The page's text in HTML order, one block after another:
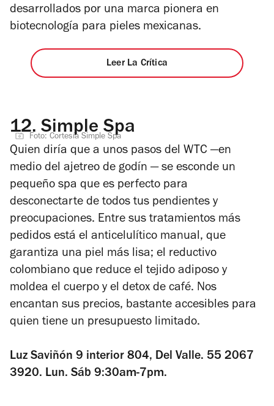
desarrollados por una marca pionera en
biotecnología para pieles mexicanas.
Leer La Crítica
12.Simple Spa
Foto: Cortesía Simple Spa
Quien diría que a unos pasos del WTC —en
medio del ajetreo de godín — se esconde un
pequeño spa que es perfecto para
desconectarte de todos tus pendientes y
preocupaciones. Entre sus tratamientos más
pedidos está el anticelulítico manual, que
garantiza una piel más lisa; el reductivo
colombiano que reduce el tejido adiposo y
moldea el cuerpo y el detox de café. Nos
encantan sus precios, bastante accesibles para
quien tiene un presupuesto limitado.
Luz Saviñón 9 interior 804, Del Valle. 55 2067
3920. Lun. Sáb 9:30am-7pm.